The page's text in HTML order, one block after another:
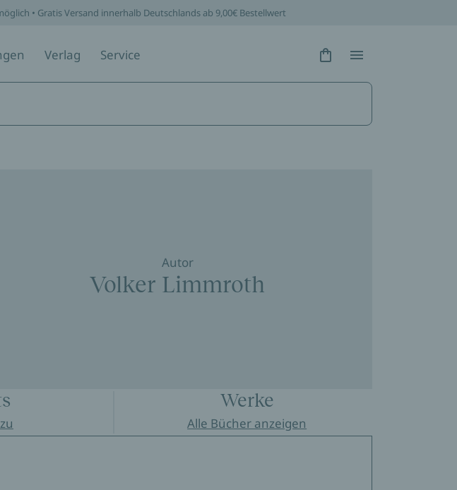
• Gratis Versand innerhalb Deutschlands ab 9,00€ Bestellwert
Verlag Service Hidden Text
Hidden Text
Autor
Volker Limmroth
Werke
Alle Bücher anzeigen